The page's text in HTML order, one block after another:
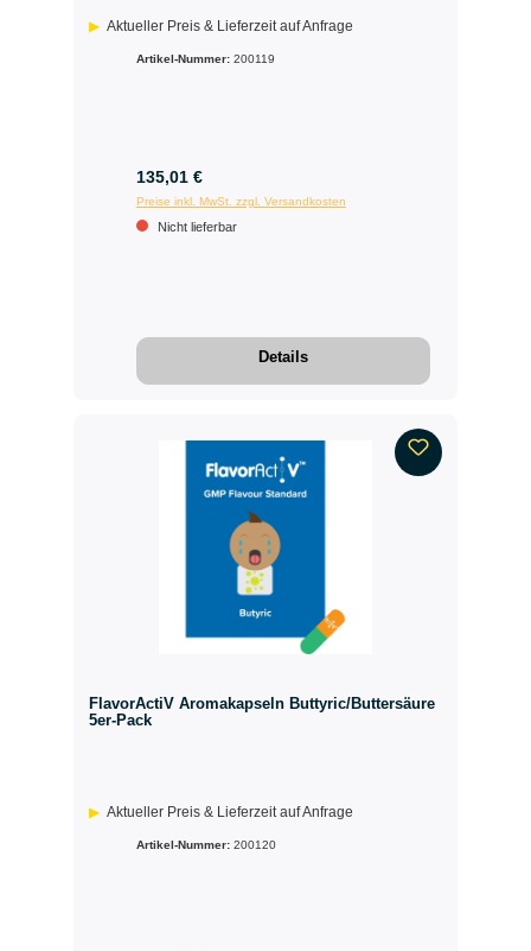
Aktueller Preis & Lieferzeit auf Anfrage
Artikel-Nummer: 200119
135,01 €
Preise inkl. MwSt. zzgl. Versandkosten
Nicht lieferbar
Details
FlavorActiV Aromakapseln Buttyric/Buttersäure
5er-Pack
Aktueller Preis & Lieferzeit auf Anfrage
Artikel-Nummer: 200120